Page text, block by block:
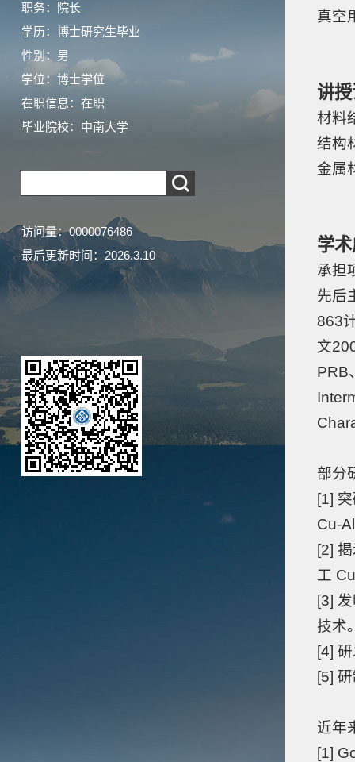
职务：院长
学历：博士研究生毕业
性别：男
学位：博士学位
在职信息：在职
毕业院校：中南大学
访问量：0000076486
最后更新时间： 2026.3.10
真空
讲
材料
结构
金属
学
承担
先后
863
文
PRB
部分
[1]
Cu-
[2]
工
[3]
技术
[4]
[5]
近年
[1]